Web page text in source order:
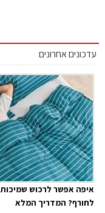
עדכונים אחרונים
איפה אפשר לרכוש שמיכות
לחורף? המדריך המלא